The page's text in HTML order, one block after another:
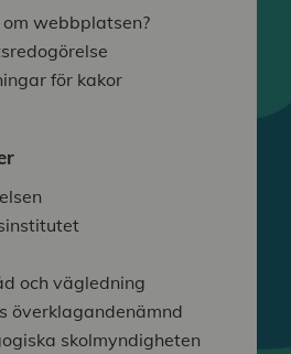
webbplatsen?
för kakor
och vägledning
överklagandenämnd
skolmyndigheten